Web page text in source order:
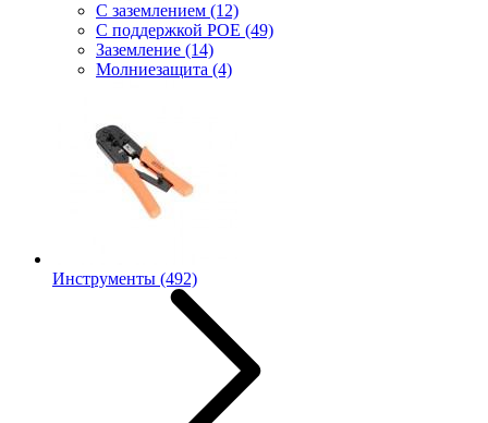
С заземлением (12)
С поддержкой POE (49)
Заземление (14)
Молниезащита (4)
Инструменты (492)